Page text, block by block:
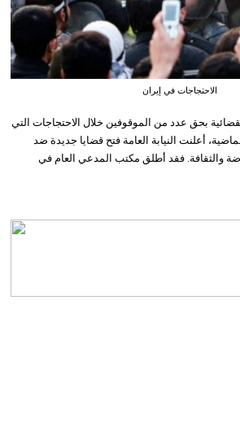
الاحتجاجات في إيران
بحق عدد من الموقوفين خلال الاحتجاجات التي
أعلنت النيابة العامة فتح قضايا جديدة ضد
والثقافة. فقد أطلق مكتب المدعي العام في